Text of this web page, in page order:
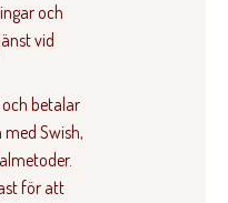
och
vid
betalar
Swish,
för att